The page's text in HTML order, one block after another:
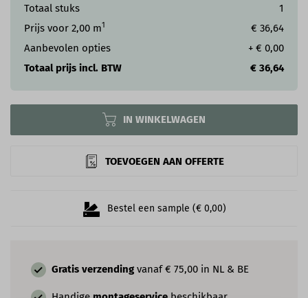
Gratis verzending vanaf € 75,00 in NL & BE
Totaal stuks
1
Prijs voor 2,00 m1
€ 36,64
Aanbevolen opties
+ € 0,00
Totaal prijs incl. BTW
€ 36,64
Bestel een sample (€ 0,00)
IN WINKELWAGEN
TOEVOEGEN AAN OFFERTE